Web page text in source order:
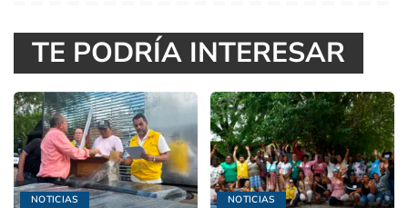
TE PODRÍA INTERESAR
NOTICIAS
NOTICIAS